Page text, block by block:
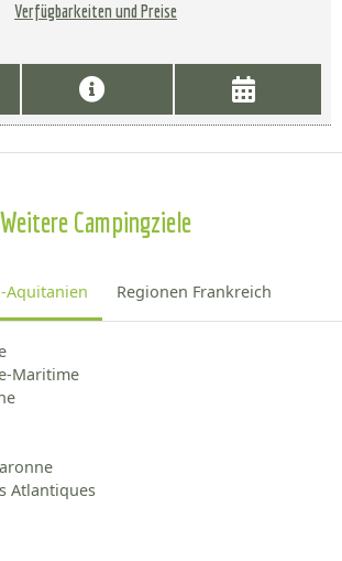
Verfügbarkeiten und Preise
Weitere Campingziele
Aquitanien Regionen Frankreich
Maritime
Atlantiques